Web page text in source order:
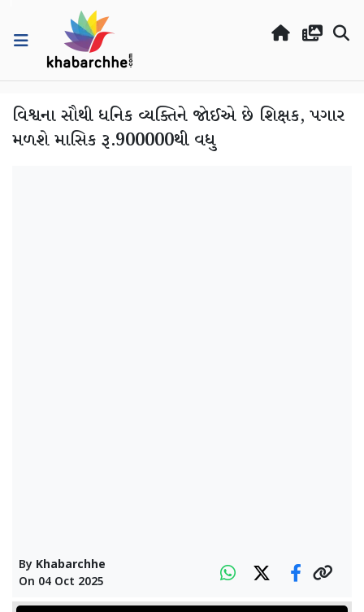
વિશ્વના સૌથી ધનિક વ્યક્તિને જોઈએ છે શિક્ષક, પગાર
મળશે માસિક રૂ.900000થી વધુ
By Khabarchhe
On 04 Oct 2025